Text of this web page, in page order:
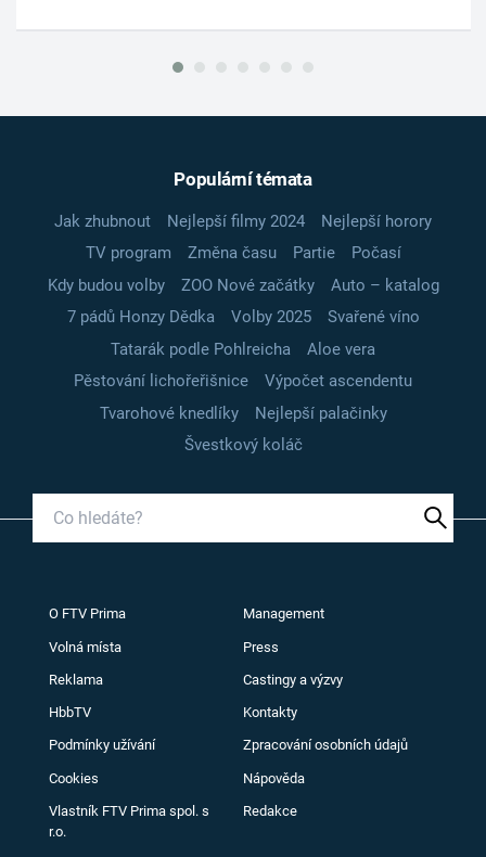
Populární témata
Jak zhubnout Nejlepší filmy 2024
Nejlepší horory
TV program
Změna času Partie
Počasí
Kdy budou volby
ZOO Nové začátky
Auto – katalog
7 pádů Honzy Dědka
Volby 2025
Svařené víno
Tatarák podle Pohlreicha
Aloe vera
Pěstování lichořeřišnice
Výpočet ascendentu
Tvarohové knedlíky
Nejlepší palačinky
Švestkový koláč
O FTV Prima Management
Volná místa Press
Reklama Castingy a výzvy
HbbTV Kontakty
Podmínky užívání Zpracování osobních údajů
Cookies Nápověda
Vlastník FTV Prima spol. s
r.o.
Redakce